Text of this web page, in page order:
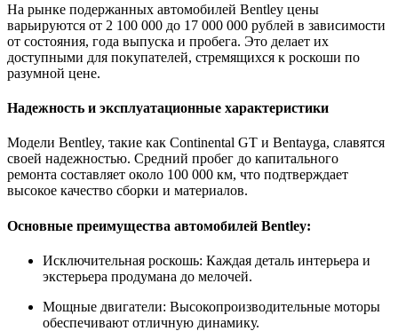
На рынке подержанных автомобилей Bentley цены
варьируются от 2 100 000 до 17 000 000 рублей в зависимости
от состояния, года выпуска и пробега. Это делает их
доступными для покупателей, стремящихся к роскоши по
разумной цене.
Надежность и эксплуатационные характеристики
Модели Bentley, такие как Continental GT и Bentayga, славятся
своей надежностью. Средний пробег до капитального
ремонта составляет около 100 000 км, что подтверждает
высокое качество сборки и материалов.
Основные преимущества автомобилей Bentley:
Исключительная роскошь: Каждая деталь интерьера и
экстерьера продумана до мелочей.
Мощные двигатели: Высокопроизводительные моторы
обеспечивают отличную динамику.